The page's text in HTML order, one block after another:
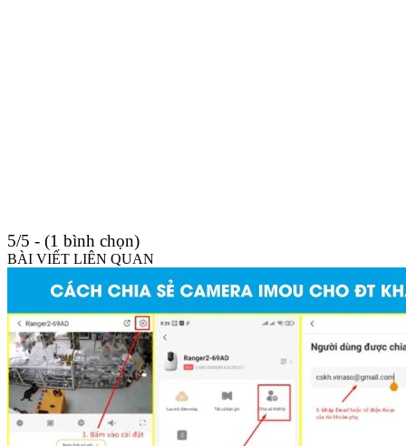
5/5 - (1 bình chọn)
BÀI VIẾT LIÊN QUAN